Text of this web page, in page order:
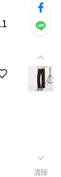
清除